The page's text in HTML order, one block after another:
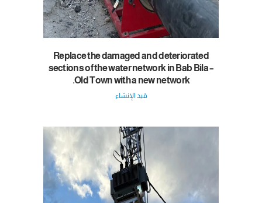
Replace the damaged and deteriorated
sections of the water network in Bab Bila –
Old Town with a new network.
قيد الإنشاء